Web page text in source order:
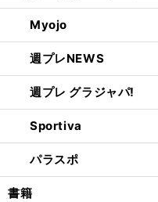
Myojo
週プレNEWS
週プレ グラジャパ!
Sportiva
パラスポ
書籍